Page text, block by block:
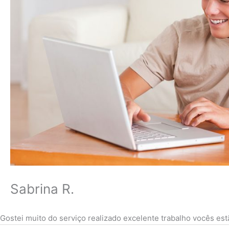
Sabrina R.
Gostei muito do serviço realizado excelente trabalho vocês